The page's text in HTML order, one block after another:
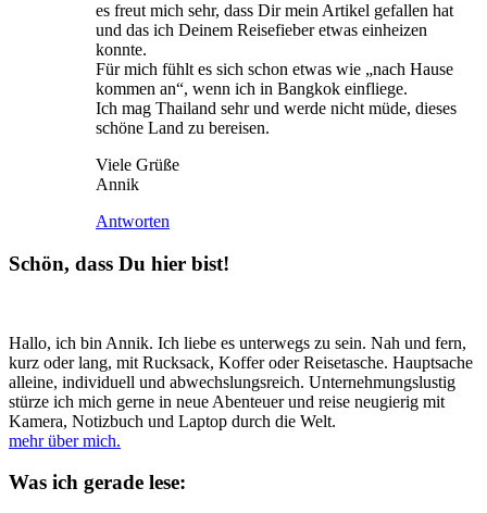
es freut mich sehr, dass Dir mein Artikel gefallen hat
und das ich Deinem Reisefieber etwas einheizen
konnte.
Für mich fühlt es sich schon etwas wie „nach Hause
kommen an“, wenn ich in Bangkok einfliege.
Ich mag Thailand sehr und werde nicht müde, dieses
schöne Land zu bereisen.
Viele Grüße
Annik
Antworten
Schön, dass Du hier bist!
Hallo, ich bin Annik. Ich liebe es unterwegs zu sein. Nah und fern,
kurz oder lang, mit Rucksack, Koffer oder Reisetasche. Hauptsache
alleine, individuell und abwechslungsreich. Unternehmungslustig
stürze ich mich gerne in neue Abenteuer und reise neugierig mit
Kamera, Notizbuch und Laptop durch die Welt.
mehr über mich.
Was ich gerade lese: